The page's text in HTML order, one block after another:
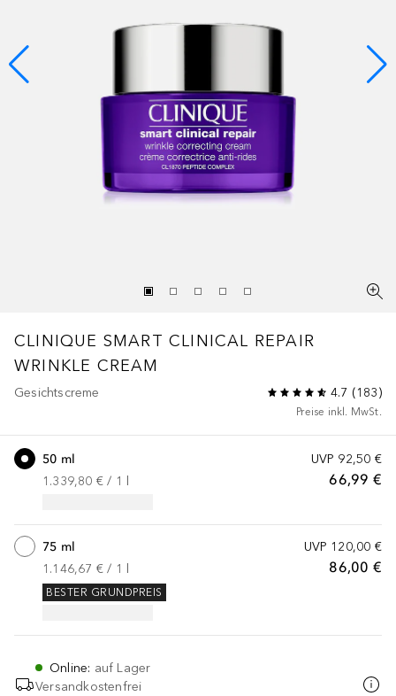
CLINIQUE SMART CLINICAL REPAIR
WRINKLE CREAM
Gesichtscreme 4.7 (183)
Preise inkl. MwSt.
UVP 92,50 €
66,99 €
50 ml
1.339,80 € / 1
UVP 120,00 €
86,00 €
75 ml
1.146,67 € / 1
BESTER GRUNDPREIS
Online: auf Lager
Versandkostenfrei